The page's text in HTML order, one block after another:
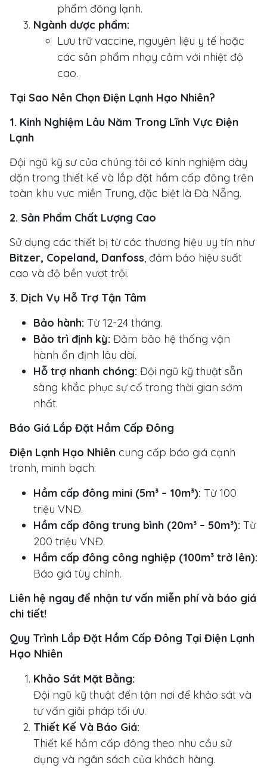
phẩm đông lạnh.
Ngành dược phẩm:
Lưu trữ vaccine, nguyên liệu y tế hoặc
các sản phẩm nhạy cảm với nhiệt độ
cao.
Tại Sao Nên Chọn Điện Lạnh Hạo Nhiên?
1. Kinh Nghiệm Lâu Năm Trong Lĩnh Vực Điện
Lạnh
Đội ngũ kỹ sư của chúng tôi có kinh nghiệm dày
dặn trong thiết kế và lắp đặt hầm cấp đông trên
toàn khu vực miền Trung, đặc biệt là Đà Nẵng.
2. Sản Phẩm Chất Lượng Cao
Sử dụng các thiết bị từ các thương hiệu uy tín như
Bitzer, Copeland, Danfoss, đảm bảo hiệu suất
cao và độ bền vượt trội.
3. Dịch Vụ Hỗ Trợ Tận Tâm
Bảo hành: Từ 12-24 tháng.
Bảo trì định kỳ: Đảm bảo hệ thống vận
hành ổn định lâu dài.
Hỗ trợ nhanh chóng: Đội ngũ kỹ thuật sẵn
sàng khắc phục sự cố trong thời gian sớm
nhất.
Báo Giá Lắp Đặt Hầm Cấp Đông
Điện Lạnh Hạo Nhiên cung cấp báo giá cạnh
tranh, minh bạch:
Hầm cấp đông mini (5m³ – 10m³): Từ 100
triệu VNĐ.
Hầm cấp đông trung bình (20m³ – 50m³): Từ
200 triệu VNĐ.
Hầm cấp đông công nghiệp (100m³ trở lên):
Báo giá tùy chỉnh.
Liên hệ ngay để nhận tư vấn miễn phí và báo giá
chi tiết!
Quy Trình Lắp Đặt Hầm Cấp Đông Tại Điện Lạnh
Hạo Nhiên
Khảo Sát Mặt Bằng:
Đội ngũ kỹ thuật đến tận nơi để khảo sát và
tư vấn giải pháp tối ưu.
Thiết Kế Và Báo Giá:
Thiết kế hầm cấp đông theo nhu cầu sử
dụng và ngân sách của khách hàng.